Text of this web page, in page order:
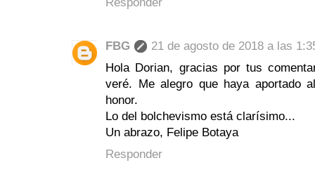
Responder
FBG
21 de agosto de 2018 a las
Hola Dorian, gracias por tus
veré. Me alegro que haya aportado
honor.
Lo del bolchevismo está clarísimo...
Un abrazo, Felipe Botaya
Responder